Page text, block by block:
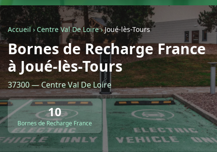
Autre
Retour à la liste des métiers
CGU-Confidentialité- Service proposé parViteUnDevis.com-Vous
Accueil› Centre Val De Loire›Joué-lès-Tours
Bornes de Recharge France
à Joué-lès-Tours
37300 — Centre Val De Loire
10
Bornes de Recharge France